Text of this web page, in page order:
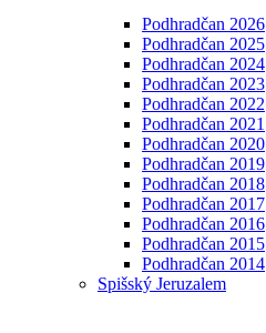
Podhradčan 2026
Podhradčan 2025
Podhradčan 2024
Podhradčan 2023
Podhradčan 2022
Podhradčan 2021
Podhradčan 2020
Podhradčan 2019
Podhradčan 2018
Podhradčan 2017
Podhradčan 2016
Podhradčan 2015
Podhradčan 2014
Spišský Jeruzalem